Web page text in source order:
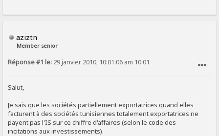
aziztn
Member senior
Réponse #1 le: 29 janvier 2010, 10:01:06 am 10:01
Salut,
Je sais que les sociétés partiellement exportatrices quand elles
facturent à des sociétés tunisiennes totalement exportatrices ne
payent pas l'IS sur ce chiffre d'affaires (selon le code des
incitations aux investissements).